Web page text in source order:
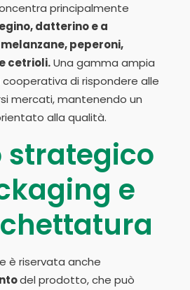
principalmente
datterino e a
melanzane, peperoni,
cetrioli.Una gamma ampia
di rispondere alle
mercati, mantenendo un
alla qualità.
strategico
e
è riservata anche
del prodotto, che può